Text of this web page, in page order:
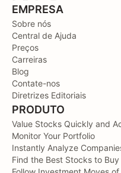
EMPRESA
Sobre nós
Central de Ajuda
Preços
Carreiras
Blog
Contate-nos
Diretrizes Editoriais
PRODUTO
Value Stocks Quickly and
Monitor Your Portfolio
Instantly Analyze
Find the Best Stocks to Buy